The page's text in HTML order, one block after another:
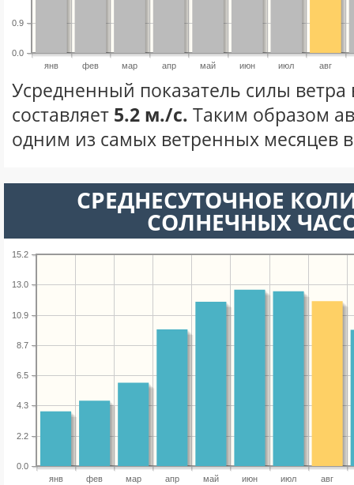
янв фев мар апр май июн июл авг
0.0
0.9
Усредненный показатель силы ветра
составляет 5.2 м./с. Таким образом
одним из самых ветренных месяцев в
СРЕДНЕСУТОЧНОЕ
СОЛНЕЧНЫХ
янв фев мар апр май июн июл авг
0.0
2.2
4.3
6.5
8.7
10.9
13.0
15.2